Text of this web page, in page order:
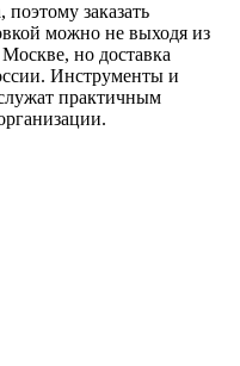
заказать
можно не выходя из
но доставка
Инструменты и
практичным